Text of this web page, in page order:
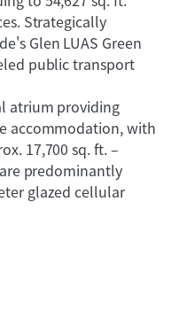
Strategically
Glen LUAS Green
public transport
atrium providing
accommodation, with
17,700 sq. ft. –
predominantly
glazed cellular